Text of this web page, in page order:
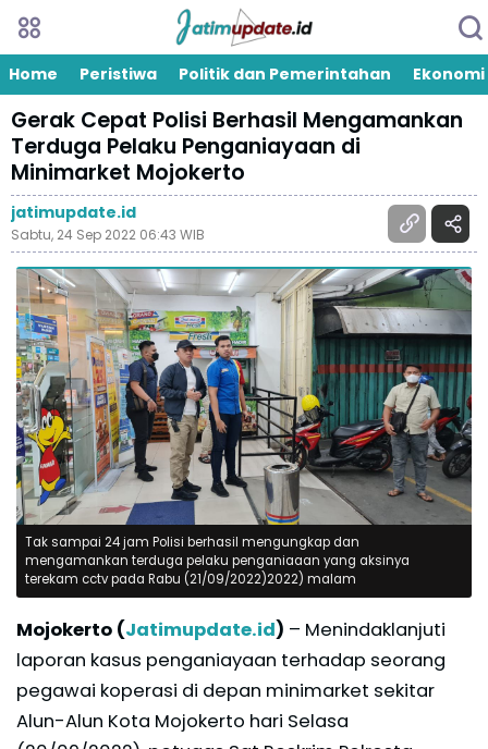
Home Peristiwa Politik dan Pemerintahan Ekonomi
Gerak Cepat Polisi Berhasil Mengamankan
Terduga Pelaku Penganiayaan di
Minimarket Mojokerto
jatimupdate.id
Sabtu, 24 Sep 2022 06:43 WIB
Tak sampai 24 jam Polisi berhasil mengungkap dan
mengamankan terduga pelaku penganiaaan yang aksinya
terekam cctv pada Rabu (21/09/2022)2022) malam
Mojokerto (Jatimupdate.id) – Menindaklanjuti
laporan kasus penganiayaan terhadap seorang
pegawai koperasi di depan minimarket sekitar
Alun-Alun Kota Mojokerto hari Selasa